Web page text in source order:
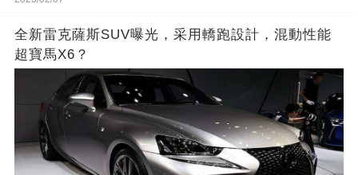
全新雷克薩斯SUV曝光，采用轎跑設計，混動性能
超寶馬X6？